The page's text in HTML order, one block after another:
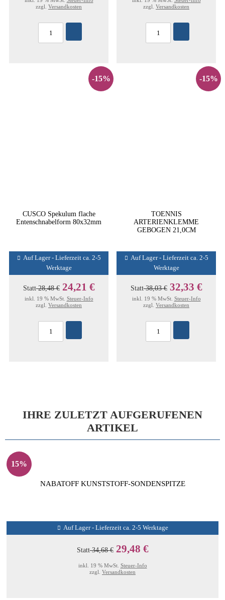
zzgl. Versandkosten
zzgl. Versandkosten
-15%
CUSCO Spekulum flache
Entenschnabelform 80x32mm
Auf Lager - Lieferzeit ca. 2-5
Werktage
Statt28,48 € 24,21 €
inkl. 19 % MwSt. Steuer-Info
zzgl. Versandkosten
-15%
TOENNIS
ARTERIENKLEMME
GEBOGEN 21,0CM
Auf Lager - Lieferzeit ca. 2-5
Werktage
Statt38,03 € 32,33 €
inkl. 19 % MwSt. Steuer-Info
zzgl. Versandkosten
IHRE ZULETZT AUFGERUFENEN
ARTIKEL
15%
NABATOFF KUNSTSTOFF-SONDENSPITZE
Auf Lager - Lieferzeit ca. 2-5 Werktage
Statt34,68 € 29,48 €
inkl. 19 % MwSt. Steuer-Info
zzgl. Versandkosten